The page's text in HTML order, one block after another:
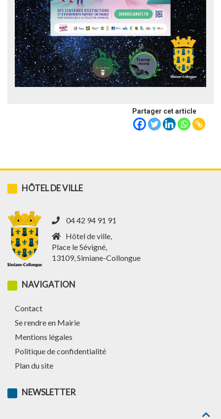
Partager cet article
HÔTEL DE VILLE
04 42 94 91 91
Hôtel de ville,
Place le Sévigné,
13109, Simiane-Collongue
NAVIGATION
Contact
Se rendre en Mairie
Mentions légales
Politique de confidentialité
Plan du site
NEWSLETTER